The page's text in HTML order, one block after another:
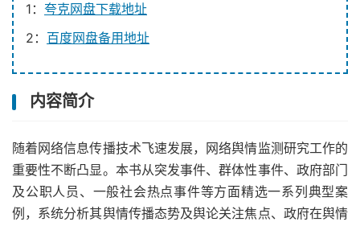
1： 夸克网盘下载地址
2： 百度网盘备用地址
内容简介
随着网络信息传播技术飞速发展，网络舆情监测研究工作的
重要性不断凸显。本书从突发事件、群体性事件、政府部门
及公职人员、一般社会热点事件等方面精选一系列典型案
例，系统分析其舆情传播态势及舆论关注焦点、政府在舆情